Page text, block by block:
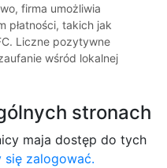
firma umożliwia
płatności, takich jak
Liczne pozytywne
wśród lokalnej
stronach
maja dostęp do tych
się zalogować.